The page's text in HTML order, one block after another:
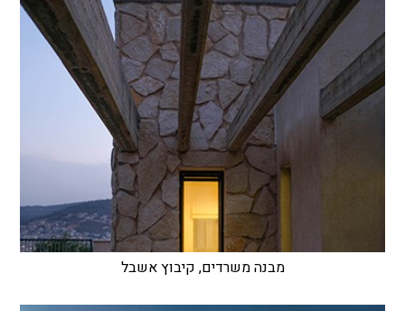
מבנה משרדים, קיבוץ אשבל